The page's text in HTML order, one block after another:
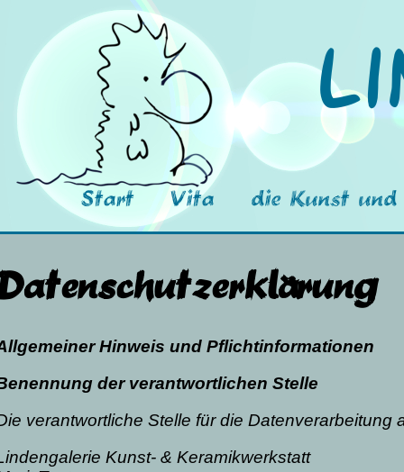
Start Vita die Kunst und
Hinweis und Pflichtinformationen
der verantwortlichen Stelle
verantwortliche Stelle für die Datenverarbeitung
Kunst- & Keramikwerkstatt